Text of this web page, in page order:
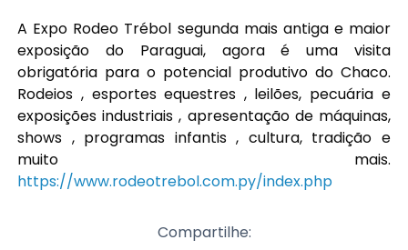
A Expo Rodeo Trébol segunda mais antiga e maior
exposição do Paraguai, agora é uma visita
obrigatória para o potencial produtivo do Chaco.
Rodeios , esportes equestres , leilões, pecuária e
exposições industriais , apresentação de máquinas,
shows , programas infantis , cultura, tradição e
muito mais.
https://www.rodeotrebol.com.py/index.php
Compartilhe: